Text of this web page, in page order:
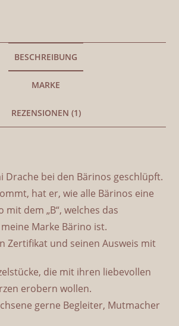
BESCHREIBUNG
MARKE
REZENSIONEN (1)
Drache bei den Bärinos geschlüpft.
hat er, wie alle Bärinos eine
mit dem „B“, welches das
Marke Bärino ist.
Zertifikat und seinen Ausweis mit
die mit ihren liebevollen
erobern wollen.
gerne Begleiter, Mutmacher